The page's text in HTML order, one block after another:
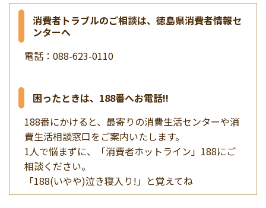
消費者トラブルのご相談は、徳島県消費者情報セ
ンターへ
電話：088-623-0110
困ったときは、188番へお電話!!
188番にかけると、最寄りの消費生活センターや消
費生活相談窓口をご案内いたします。
1人で悩まずに、「消費者ホットライン」188にご
相談ください。
「188(いやや)泣き寝入り!」と覚えてね